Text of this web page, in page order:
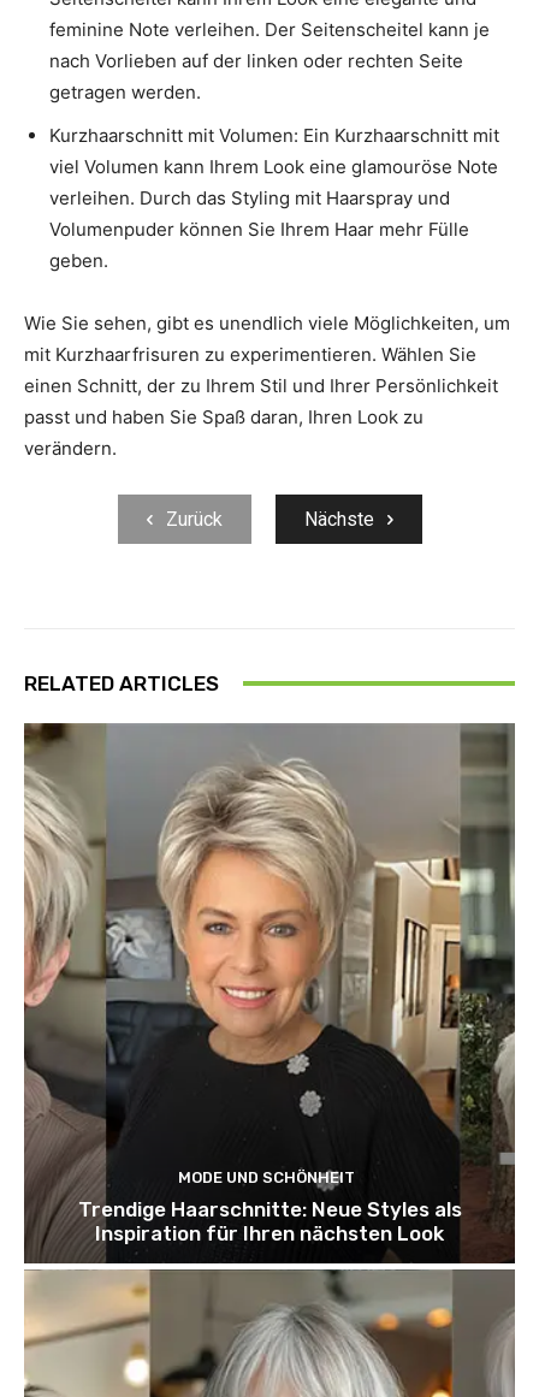
feminine Note verleihen. Der Seitenscheitel kann je
nach Vorlieben auf der linken oder rechten Seite
getragen werden.
Kurzhaarschnitt mit Volumen: Ein Kurzhaarschnitt mit
viel Volumen kann Ihrem Look eine glamouröse Note
verleihen. Durch das Styling mit Haarspray und
Volumenpuder können Sie Ihrem Haar mehr Fülle
geben.
Wie Sie sehen, gibt es unendlich viele Möglichkeiten, um
mit Kurzhaarfrisuren zu experimentieren. Wählen Sie
einen Schnitt, der zu Ihrem Stil und Ihrer Persönlichkeit
passt und haben Sie Spaß daran, Ihren Look zu
verändern.
Zurück Nächste
RELATED ARTICLES
MODE UND SCHÖNHEIT
Trendige Haarschnitte: Neue Styles als
Inspiration für Ihren nächsten Look